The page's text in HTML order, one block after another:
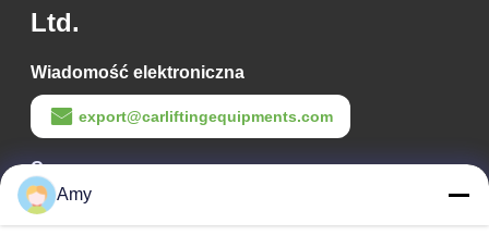
Ltd.
Wiadomość elektroniczna
export@carliftingequipments.com
Czas pracy
09:00-18:00
Amy